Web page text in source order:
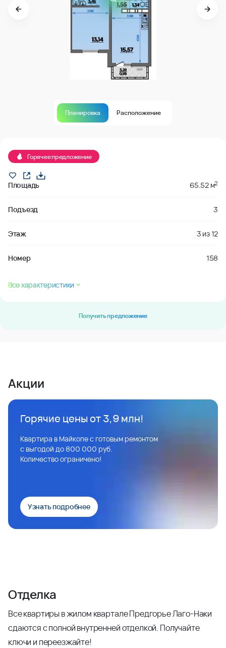
Планировка Расположение
Горячее предложение
Площадь 65.52 м2
Подъезд 3
Этаж 3 из12
Номер 158
Все характеристики
Получить предложение
Акции
Горячие цены от 3,9 млн!
Квартира в Майкопе с готовым ремонтом
с выгодой до 800 000 руб.
Количество ограничено!
Узнать подробнее
Отделка
Все квартиры в жилом квартале Предгорье Лаго-Наки
сдаются с полной внутренней отделкой. Получайте
ключи и переезжайте!